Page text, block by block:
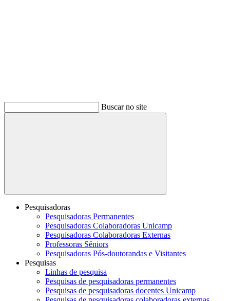
Buscar no site
Buscar
Pesquisadoras
Pesquisadoras Permanentes
Pesquisadoras Colaboradoras Unicamp
Pesquisadoras Colaboradoras Externas
Professoras Sêniors
Pesquisadoras Pós-doutorandas e Visitantes
Pesquisas
Linhas de pesquisa
Pesquisas de pesquisadoras permanentes
Pesquisas de pesquisadoras docentes Unicamp